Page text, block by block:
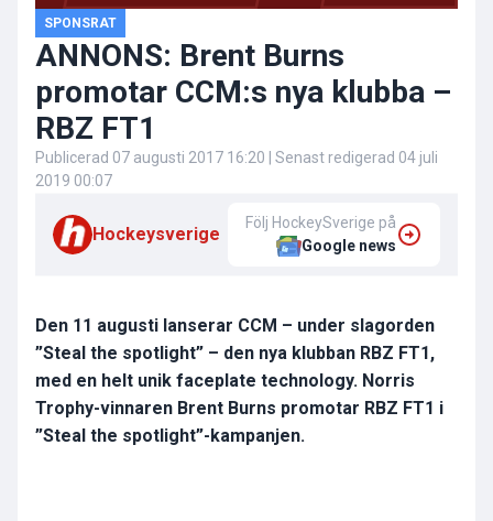
SPONSRAT
ANNONS: Brent Burns
promotar CCM:s nya klubba –
RBZ FT1
Publicerad 07 augusti 2017 16:20 | Senast redigerad 04 juli
2019 00:07
Hockeysverige
Följ HockeySverige på
Google news
Den 11 augusti lanserar CCM – under slagorden
”Steal the spotlight” – den nya klubban RBZ FT1,
med en helt unik faceplate technology. Norris
Trophy-vinnaren Brent Burns promotar RBZ FT1 i
”Steal the spotlight”-kampanjen.